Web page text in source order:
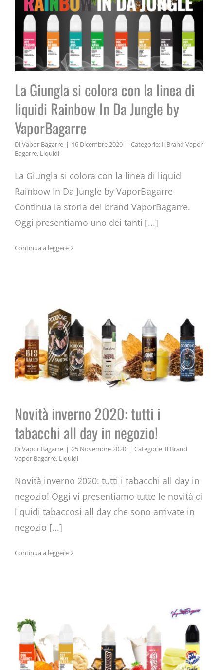
La Giungla si colora con la linea di
liquidi Rainbow In Da Jungle by
VaporBagarre
Di Vapor Bagarre | 16 Dicembre 2020 | Categorie: Il Brand Vapor
Bagarre, Liquidi
La Giungla si colora con la linea di liquidi
Rainbow In Da Jungle by VaporBagarre
Continua la storia del brand VaporBagarre.
Oggi presentiamo uno dei tanti [...]
Continua a leggereNovità inverno 2020: tutti i
Novità inverno 2020: tutti i
tabacchi all day in negozio!
Di Vapor Bagarre | 25 Novembre 2020 | Categorie: Il Brand
Vapor Bagarre, Liquidi
Novità inverno 2020: tutti i tabacchi all day in
negozio! Oggi vi presentiamo tutte le novità di
liquidi tabaccosi all day che sono arrivate in
negozio [...]
Continua a leggere
Le novità cremose arrivate in